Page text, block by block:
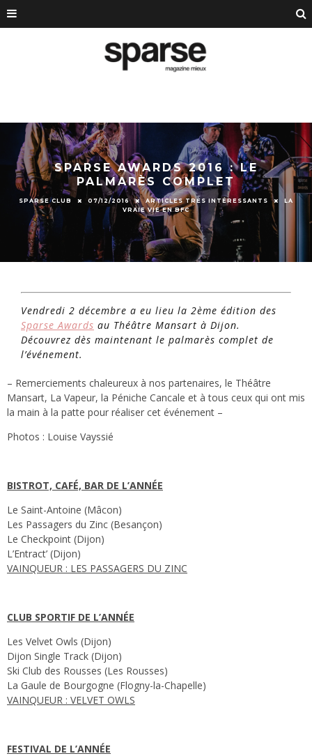
SPARSE AWARDS 2016 : LE
PALMARÈS COMPLET
SPARSE CLUB 07/12/2016 ARTICLES TRÈS INTÉRESSANTS
LA
VRAIE VIE EN BFC
Vendredi 2 décembre a eu lieu la 2ème édition des
Sparse Awards au Théâtre Mansart à Dijon.
Découvrez dès maintenant le palmarès complet de
l’événement.
– Remerciements chaleureux à nos partenaires, le Théâtre
Mansart, La Vapeur, la Péniche Cancale et à tous ceux qui ont mis
la main à la patte pour réaliser cet événement –
Photos : Louise Vayssié
BISTROT, CAFÉ, BAR DE L’ANNÉE
Le Saint-Antoine (Mâcon)
Les Passagers du Zinc (Besançon)
Le Checkpoint (Dijon)
L’Entract’ (Dijon)
VAINQUEUR : LES PASSAGERS DU ZINC
CLUB SPORTIF DE L’ANNÉE
Les Velvet Owls (Dijon)
Dijon Single Track (Dijon)
Ski Club des Rousses (Les Rousses)
La Gaule de Bourgogne (Flogny-la-Chapelle)
VAINQUEUR : VELVET OWLS
FESTIVAL DE L’ANNÉE